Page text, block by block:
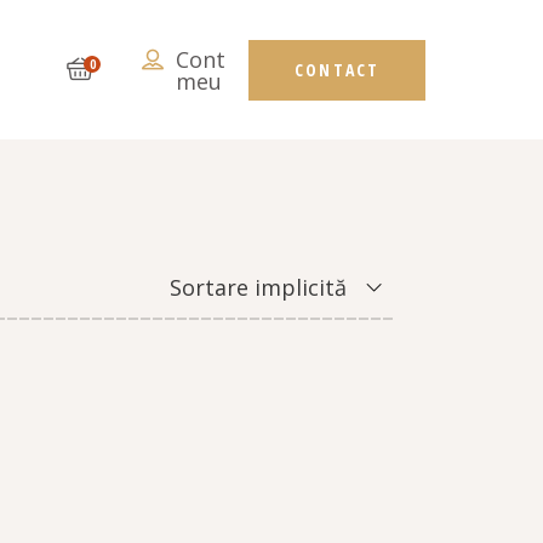
0 Cont
meu CONTACT
Sortare implicită